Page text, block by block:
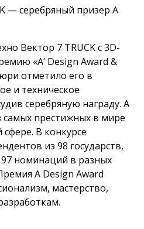
Вектор 7 TRUCK с 3D-
«A’ Design Award &
отметило его в
и техническое
серебряную награду. A
престижных в мире
В конкурсе
из 98 государств,
97 номинаций в разных
A Design Award
мастерство,